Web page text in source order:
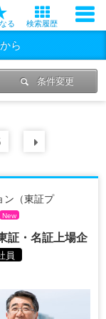
る 検索履歴
ら
条件変更
ン（東証プ
New
証・名証上場企
員